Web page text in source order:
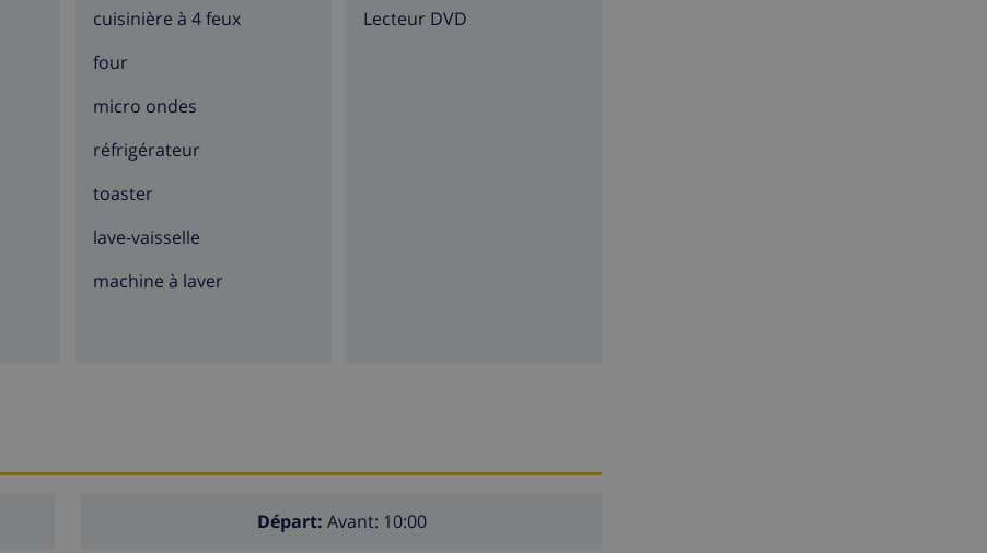
cuisinière à 4 feux
four
micro ondes
réfrigérateur
toaster
lave-vaisselle
machine à laver
lecteur DVD
Départ: Avant: 10:00